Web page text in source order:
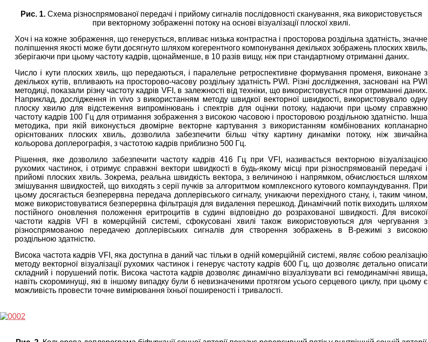
Рис. 1.Схема різноспрямованої передачі і прийому сигналів послідовності сканування, яка використовується
при векторному зображенні потоку на основі візуалізації плоскої хвилі.
Хоч і на кожне зображення, що генерується, впливає низька контрастна і просторова роздільна здатність, значне
поліпшення якості може бути досягнуто шляхом когерентного компонування декількох зображень плоских хвиль,
зберігаючи при цьому частоту кадрів, щонайменше, в 10 разів вищу, ніж при стандартному отриманні даних.
Число і кути плоских хвиль, що передаються, і паралельне ретроспективне формування променя, виконане з
декількох кутів, впливають на просторово-часову роздільну здатність PWI. Різні дослідження, засновані на PWI
методиці, показали різну частоту кадрів VFI, в залежності від техніки, що використовується при отриманні даних.
Наприклад, дослідження in vivo з використанням методу швидкої векторної швидкості, використовувало одну
плоску хвилю для відстеження випромінювань і спектрів для оцінки потоку, надаючи при цьому справжню
частоту кадрів 100 Гц для отримання зображення з високою часовою і просторовою роздільною здатністю. Інша
методика, при якій виконується двомірне векторне картування з використанням комбінованих копланарно
орієнтованих плоских хвиль, дозволила забезпечити більш чітку картину динаміки потоку, ніж звичайна
кольорова доплерографія, з частотою кадрів приблизно 500 Гц.
Рішення, яке дозволило забезпечити частоту кадрів 416 Гц при VFI, називається векторною візуалізацією
рухомих частинок, і отримує справжні вектори швидкості в будь-якому місці при різноспрямованій передачі і
прийомі плоских хвиль. Зокрема, реальна швидкість вектора, з величиною і напрямком, обчислюється шляхом
змішування швидкостей, що виходять з серії пучків за алгоритмом комплексного кутового компаундування. При
цьому досягається безперервна передача доплерівського сигналу, уникаючи перехідного стану, і, таким чином,
може використовуватися безперервна фільтрація для видалення перешкод. Динамічний потік виходить шляхом
постійного оновлення положення еритроцитів в судині відповідно до розрахованої швидкості. Для високої
частоти кадрів VFI в комерційній системі, сфокусовані хвилі також використовуються для чергування з
різноспрямованою передачею доплерівських сигналів для створення зображень в B-режимі з високою
роздільною здатністю.
Висока частота кадрів VFI, яка доступна в даний час тільки в одній комерційній системі, являє собою реалізацію
методу векторної візуалізації рухомих частинок і генерує частоту кадрів 600 Гц, що дозволяє детально описати
складний і порушений потік. Висока частота кадрів дозволяє динамічно візуалізувати всі гемодинамічні явища,
навіть скороминущі, які в іншому випадку були б невизначеними протягом усього серцевого циклу, при цьому є
можливість провести точне вимірювання їхньої поширеності і тривалості.